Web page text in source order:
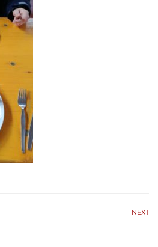
NEXT